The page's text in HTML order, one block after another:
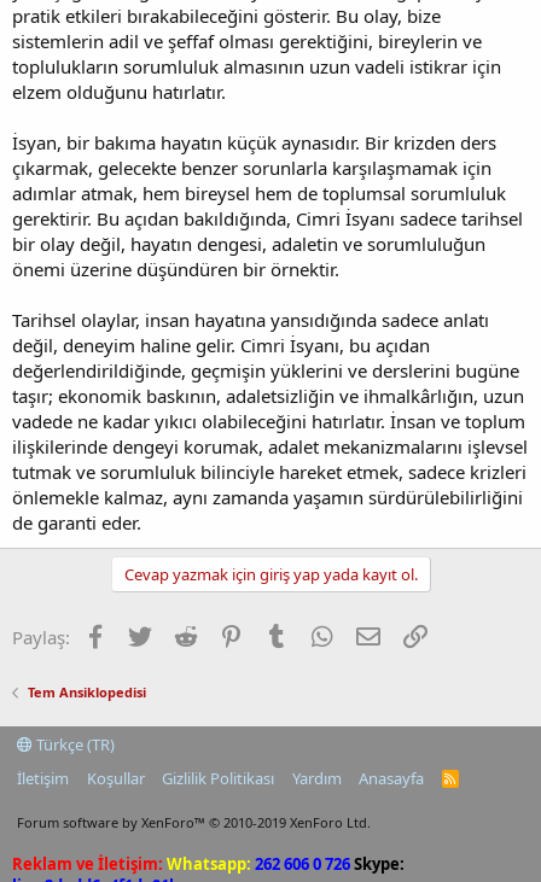
pratik etkileri bırakabileceğini gösterir. Bu olay, bize
sistemlerin adil ve şeffaf olması gerektiğini, bireylerin ve
toplulukların sorumluluk almasının uzun vadeli istikrar için
elzem olduğunu hatırlatır.
İsyan, bir bakıma hayatın küçük aynasıdır. Bir krizden ders
çıkarmak, gelecekte benzer sorunlarla karşılaşmamak için
adımlar atmak, hem bireysel hem de toplumsal sorumluluk
gerektirir. Bu açıdan bakıldığında, Cimri İsyanı sadece tarihsel
bir olay değil, hayatın dengesi, adaletin ve sorumluluğun
önemi üzerine düşündüren bir örnektir.
Tarihsel olaylar, insan hayatına yansıdığında sadece anlatı
değil, deneyim haline gelir. Cimri İsyanı, bu açıdan
değerlendirildiğinde, geçmişin yüklerini ve derslerini bugüne
taşır; ekonomik baskının, adaletsizliğin ve ihmalkârlığın, uzun
vadede ne kadar yıkıcı olabileceğini hatırlatır. İnsan ve toplum
ilişkilerinde dengeyi korumak, adalet mekanizmalarını işlevsel
tutmak ve sorumluluk bilinciyle hareket etmek, sadece krizleri
önlemekle kalmaz, aynı zamanda yaşamın sürdürülebilirliğini
de garanti eder.
Cevap yazmak için giriş yap yada kayıt ol.
Paylaş: Facebook
TwitterReddit PinterestTumblrWhatsApp
E-postaLink
Tem Ansiklopedisi
Türkçe (TR)
İletişim
Koşullar Gizlilik Politikası Yardım Anasayfa
R
Forum software by XenForo™ © 2010-2019 XenForo Ltd.
Reklam ve İletişim: Whatsapp: 262 606 0 726Skype: